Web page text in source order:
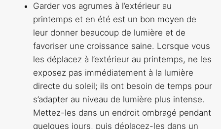
Garder vos agrumes à l’extérieur au
printemps et en été est un bon moyen de
leur donner beaucoup de lumière et de
favoriser une croissance saine. Lorsque vous
les déplacez à l’extérieur au printemps, ne les
exposez pas immédiatement à la lumière
directe du soleil; ils ont besoin de temps pour
s’adapter au niveau de lumière plus intense.
Mettez-les dans un endroit ombragé pendant
quelques jours, puis déplacez-les dans un